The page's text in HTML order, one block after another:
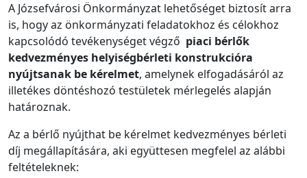
A Józsefvárosi Önkormányzat lehetőséget biztosít arra
is, hogy az önkormányzati feladatokhoz és célokhoz
kapcsolódó tevékenységet végző piaci bérlők
kedvezményes helyiségbérleti konstrukcióra
nyújtsanak be kérelmet, amelynek elfogadásáról az
illetékes döntéshozó testületek mérlegelés alapján
határoznak.
Az a bérlő nyújthat be kérelmet kedvezményes bérleti
díj megállapítására, aki együttesen megfelel az alábbi
feltételeknek: